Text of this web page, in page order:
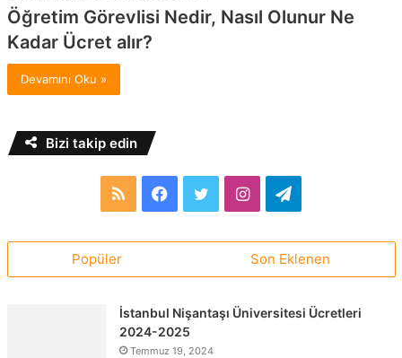
Öğretim Görevlisi Nedir, Nasıl Olunur Ne
Kadar Ücret alır?
Devamını Oku »
Bizi takip edin
RSS Facebook
TwitterInstagramTelegram
Popüler Son Eklenen
İstanbul Nişantaşı Üniversitesi Ücretleri
2024-2025
Temmuz 19, 2024